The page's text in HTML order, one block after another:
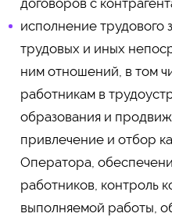
договоров с
исполнение трудового
трудовых и иных
ним отношений, в том
работникам в
образования и
привлечение и отбор
Оператора,
работников, контроль
выполняемой работы,